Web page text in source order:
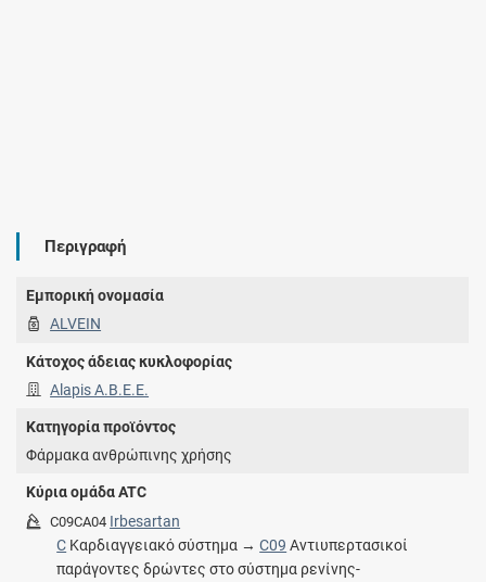
Περιγραφή
Εμπορική ονομασία
ALVEIN
Κάτοχος άδειας κυκλοφορίας
Alapis A.B.E.E.
Κατηγορία προϊόντος
Φάρμακα ανθρώπινης χρήσης
Κύρια ομάδα ATC
C09CA04 Irbesartan
C Καρδιαγγειακό σύστημα →C09 Αντιυπερτασικοί
παράγοντες δρώντες στο σύστημα ρενίνης-